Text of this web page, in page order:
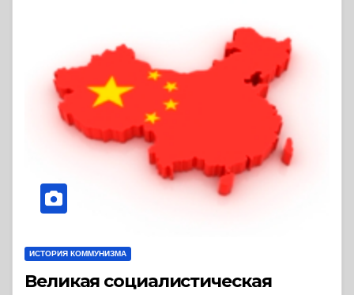
ИСТОРИЯ КОММУНИЗМА
Великая социалистическая